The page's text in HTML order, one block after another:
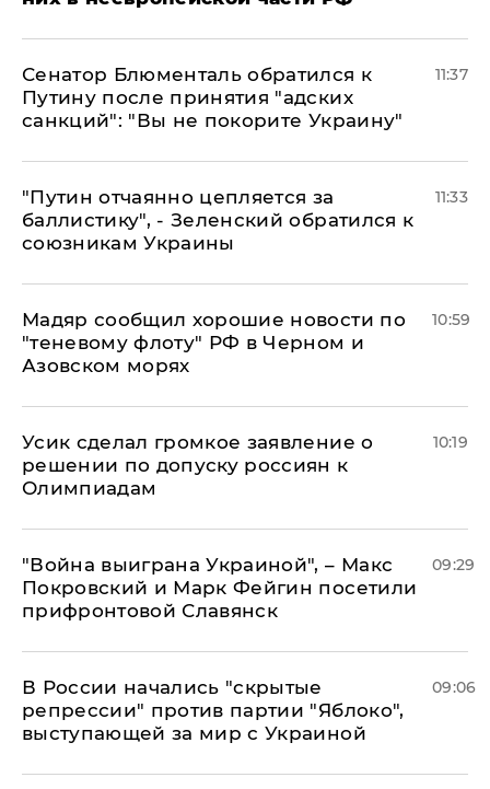
Сенатор Блюменталь обратился к
Путину после принятия "адских
санкций": "Вы не покорите Украину"
11:37
"Путин отчаянно цепляется за
баллистику", - Зеленский обратился к
союзникам Украины
11:33
Мадяр сообщил хорошие новости по
"теневому флоту" РФ в Черном и
Азовском морях
10:59
Усик сделал громкое заявление о
решении по допуску россиян к
Олимпиадам
10:19
"Война выиграна Украиной", – Макс
Покровский и Марк Фейгин посетили
прифронтовой Славянск
09:29
В России начались "скрытые
репрессии" против партии "Яблоко",
выступающей за мир с Украиной
09:06